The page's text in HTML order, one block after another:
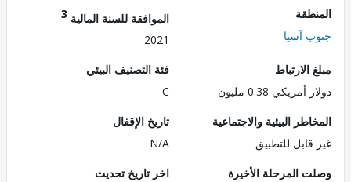
آسيا
الموافقة للسنة المالية3
0.38 مليون
فئة التصنيف البيئي
البيئية والاجتماعية
للتطبيق
تاريخ الإقفال
المرحلة الأخيرة
اخر تاريخ تحديث